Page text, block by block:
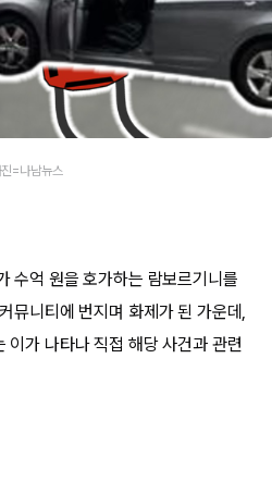
=나남뉴스
수억 원을 호가하는 람보르기니를
뮤니티에 번지며 화제가 된 가운데,
이가 나타나 직접 해당 사건과 관련